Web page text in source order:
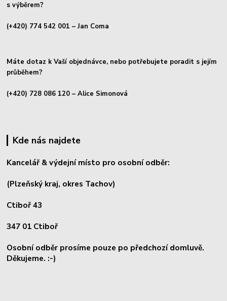
s výběrem?
(+420) 774 542 001 – Jan Coma
Máte dotaz k Vaší objednávce, nebo potřebujete poradit s jejím
průběhem?
(+420) 728 086 120 – Alice Simonová
Kde nás najdete
Kancelář & výdejní místo pro osobní odběr:
(Plzeňský kraj, okres Tachov)
Ctiboř 43
347 01 Ctiboř
Osobní odběr prosíme pouze po předchozí domluvě.
Děkujeme. :-)